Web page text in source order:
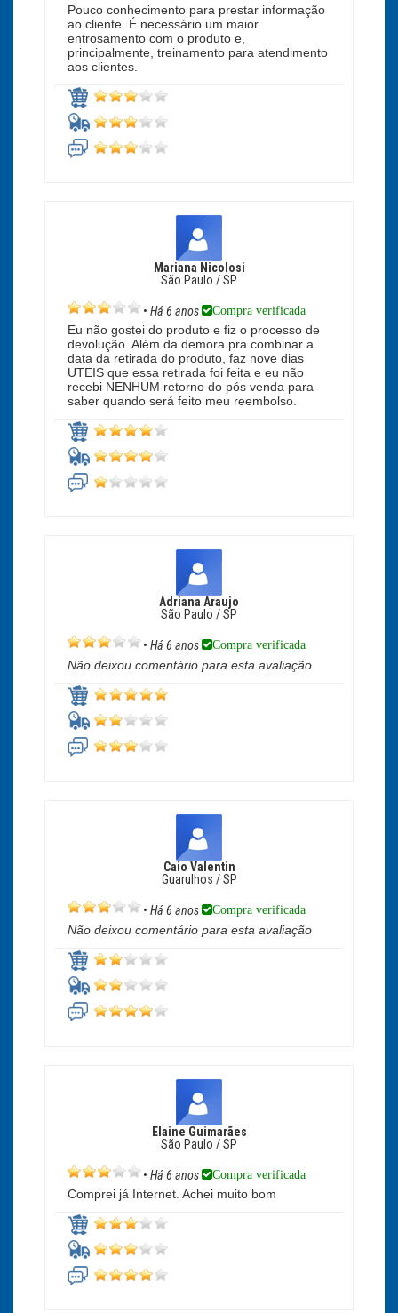
Pouco conhecimento para prestar informação
ao cliente. É necessário um maior
entrosamento com o produto e,
principalmente, treinamento para atendimento
aos clientes.
Mariana Nicolosi
São Paulo / SP
• Há 6 anos Compra verificada
Eu não gostei do produto e fiz o processo de
devolução. Além da demora pra combinar a
data da retirada do produto, faz nove dias
UTEIS que essa retirada foi feita e eu não
recebi NENHUM retorno do pós venda para
saber quando será feito meu reembolso.
Adriana Araujo
São Paulo / SP
• Há 6 anos Compra verificada
Não deixou comentário para esta avaliação
Caio Valentin
Guarulhos / SP
• Há 6 anos Compra verificada
Não deixou comentário para esta avaliação
Elaine Guimarães
São Paulo / SP
• Há 6 anos Compra verificada
Comprei já Internet. Achei muito bom